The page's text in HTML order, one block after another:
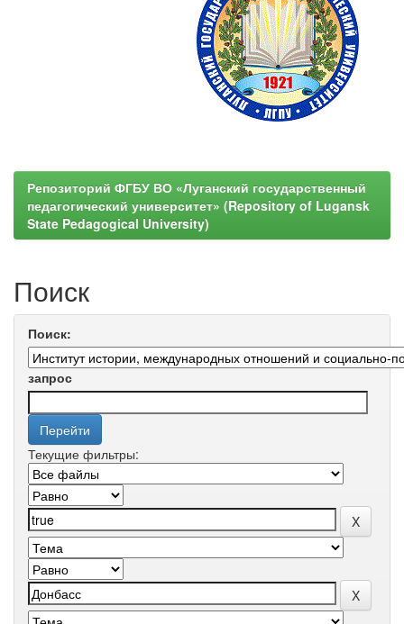
Репозиторий ФГБУ ВО «Луганский государственный
педагогический университет» (Repository of Lugansk
State Pedagogical University)
Поиск
Поиск:
запрос
Текущие фильтры: